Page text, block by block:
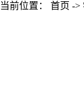
当前位置： 首页 ->